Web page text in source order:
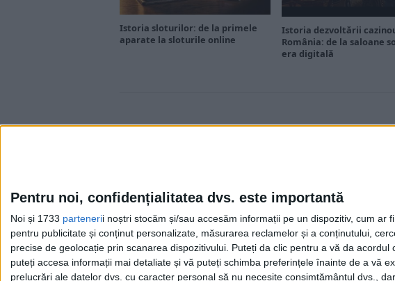
Pentru noi, confidențialitatea dvs. este importantă
Noi și 1733 partenerii noștri stocăm și/sau accesăm informații pe un dispozitiv, cum
pentru publicitate și conținut personalizate, măsurarea reclamelor și a conținutului,
precise de geolocație prin scanarea dispozitivului. Puteți da clic pentru a vă da
puteți accesa informații mai detaliate și vă puteți schimba preferințele înainte de a vă
prelucrări ale datelor dvs. cu caracter personal să nu necesite consimțământul dvs.,
Istoria sloturilor: de la primele
aparate la sloturile online
Istoria dezvoltării
România: de la saloane
era digitală
Cea mai mare revistă de istorie din Europa!.
Media KIT
Evenimentul
Doctorul Zilei
Infofinanciar
Infoactual
Editura de
EVZ
Capital